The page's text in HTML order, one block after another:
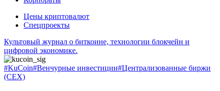
Цены криптовалют
Спецпроекты
Культовый журнал о биткоине, технологии блокчейн и
цифровой экономике.
#KuCoin#Венчурные инвестиции#Централизованные биржи
(CEX)